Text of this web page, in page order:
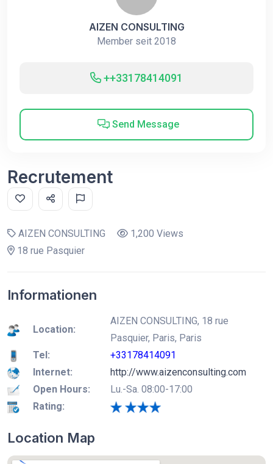
AIZEN CONSULTING
Member seit 2018
++33178414091
Send Message
Recrutement
AIZEN CONSULTING
1,200 Views
18 rue Pasquier
Informationen
Location:
AIZEN CONSULTING, 18 rue
Pasquier, Paris, Paris
Tel:
+33178414091
Internet:
http://www.aizenconsulting.com
Open Hours:
Lu.-Sa. 08:00-17:00
Rating:
Location Map